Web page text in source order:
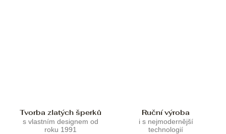
Tvorba zlatých šperků
s vlastním designem od
roku 1991
Ruční výroba
i s nejmodernější
technologií